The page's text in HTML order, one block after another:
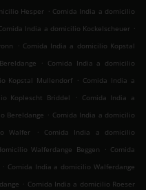
Hesper . Comida India a domicilio
India a domicilio Kockelscheuer .
. Comida India a domicilio Kopstal
. Comida India a domicilio
Kopstal Mullendorf . Comida India a
Koplescht Briddel . Comida India a
Bereldange . Comida India a domicilio
Walfer .
Comida India a domicilio
Walferdange Beggen . Comida
. Comida India a domicilio Walferdange
. Comida India a domicilio Roeser